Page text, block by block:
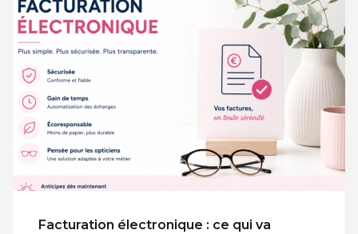
Facturation électronique : ce qui va